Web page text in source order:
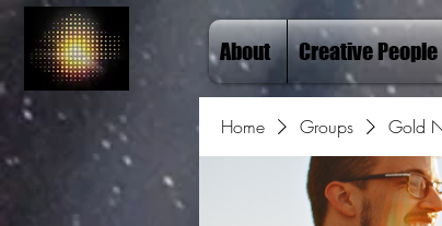
About Creative People
Home Groups Gold